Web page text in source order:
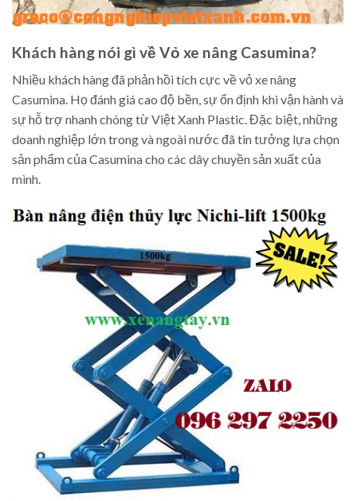
Khách hàng nói gì về Vỏ xe nâng Casumina?
Nhiều khách hàng đã phản hồi tích cực về vỏ xe nâng
Casumina. Họ đánh giá cao độ bền, sự ổn định khi vận hành và
sự hỗ trợ nhanh chóng từ Việt Xanh Plastic. Đặc biệt, những
doanh nghiệp lớn trong và ngoài nước đã tin tưởng lựa chọn
sản phẩm của Casumina cho các dây chuyền sản xuất của
mình.